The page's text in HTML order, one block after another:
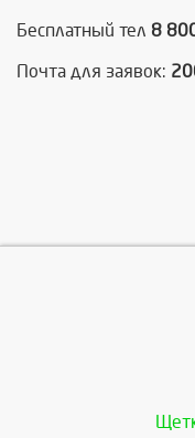
Бесплатный тел 8
Почта для заявок: